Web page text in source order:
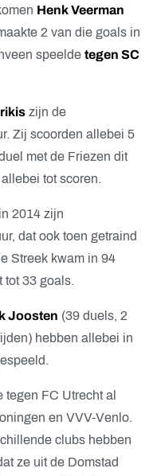
Henk Veerman
2 van die goals in
speelde tegen SC
zijn de
Zij scoorden allebei 5
met de Friezen dit
tot scoren.
2014 zijn
dat ook toen getraind
Streek kwam in 94
tot 33 goals.
Joosten (39 duels, 2
hebben allebei in
FC Utrecht al
en VVV-Venlo.
clubs hebben
ze uit de Domstad